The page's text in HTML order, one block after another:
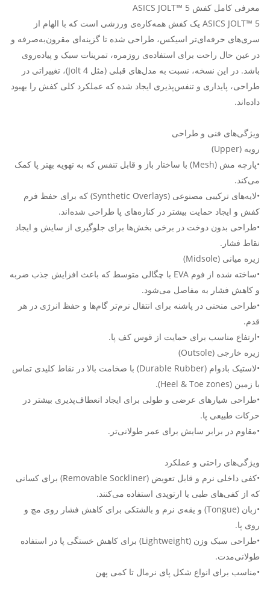
معرفی کامل کفش ASICS JOLT™ 5
ASICS JOLT™ 5 یک کفش همه‌کاره‌ی ورزشی است که با الهام از
سری‌های حرفه‌ای‌تر اسیکس، طراحی شده تا گزینه‌ای مقرون‌به‌صرفه و
در عین حال راحت برای استفاده‌ی روزمره، تمرینات سبک و پیاده‌روی
باشد. در این نسخه، نسبت به مدل‌های قبلی (مثل Jolt 4)، تغییراتی در
طراحی، پایداری و تنفس‌پذیری ایجاد شده که عملکرد کلی کفش را بهبود
داده‌اند.
ویژگی‌های فنی و طراحی
رویه (Upper)
•پارچه مش (Mesh) با ساختار باز و قابل تنفس که به تهویه بهتر پا کمک
می‌کند.
•لایه‌های ترکیبی مصنوعی (Synthetic Overlays) که برای حفظ فرم
کفش و ایجاد حمایت بیشتر در کناره‌های پا طراحی شده‌اند.
•طراحی بدون دوخت در برخی بخش‌ها برای جلوگیری از سایش و ایجاد
نقاط فشار.
زیره میانی (Midsole)
•ساخته شده از فوم EVA با چگالی متوسط که باعث افزایش جذب ضربه
و کاهش فشار به مفاصل می‌شود.
•طراحی منحنی در پاشنه برای انتقال نرم‌تر گام‌ها و حفظ انرژی در هر
قدم.
•ارتفاع مناسب برای حمایت از قوس کف پا.
زیره خارجی (Outsole)
•لاستیک بادوام (Durable Rubber) با ضخامت بالا در نقاط کلیدی تماس
با زمین (Heel & Toe zones).
•طراحی شیارهای عرضی و طولی برای ایجاد انعطاف‌پذیری بیشتر در
حرکات طبیعی پا.
•مقاوم در برابر سایش برای عمر طولانی‌تر.
ویژگی‌های راحتی و عملکرد
•کفی داخلی نرم و قابل تعویض (Removable Sockliner) برای کسانی
که از کفی‌های طبی یا ارتوپدی استفاده می‌کنند.
•زبان (Tongue) و یقه‌ی نرم و بالشتکی برای کاهش فشار روی مچ و
روی پا.
•طراحی سبک وزن (Lightweight) برای کاهش خستگی پا در استفاده
طولانی‌مدت.
•مناسب برای انواع شکل پای نرمال تا کمی پهن